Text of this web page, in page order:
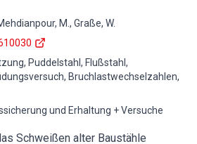
M., Graße, W.
Puddelstahl, Flußstahl,
Bruchlastwechselzahlen,
und Erhaltung + Versuche
Schweißen alter Baustähle